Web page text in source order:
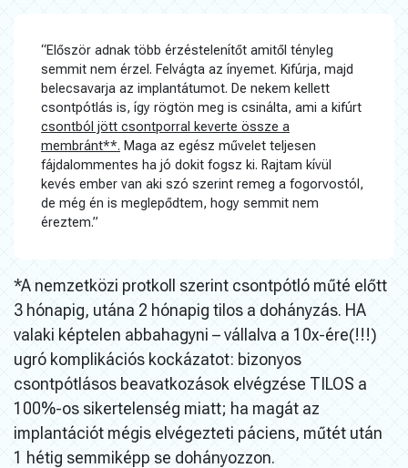
“Először adnak több érzéstelenítőt amitől tényleg
semmit nem érzel. Felvágta az ínyemet. Kifúrja, majd
belecsavarja az implantátumot. De nekem kellett
csontpótlás is, így rögtön meg is csinálta, ami a kifúrt
csontból jött csontporral keverte össze a
membránt**. Maga az egész művelet teljesen
fájdalommentes ha jó dokit fogsz ki. Rajtam kívül
kevés ember van aki szó szerint remeg a fogorvostól,
de még én is meglepődtem, hogy semmit nem
éreztem.”
*A nemzetközi protkoll szerint csontpótló műté előtt
3 hónapig, utána 2 hónapig tilos a dohányzás. HA
valaki képtelen abbahagyni – vállalva a 10x-ére(!!!)
ugró komplikációs kockázatot: bizonyos
csontpótlásos beavatkozások elvégzése TILOS a
100%-os sikertelenség miatt; ha magát az
implantációt mégis elvégezteti páciens, műtét után
1 hétig semmiképp se dohányozzon.